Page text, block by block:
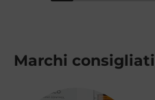
Marchi consigliati